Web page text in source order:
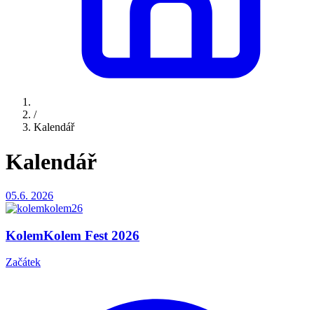
/
Kalendář
Kalendář
05.6. 2026
KolemKolem Fest 2026
Začátek